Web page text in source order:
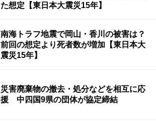
た想定【東日本大震災15年】
南海トラフ地震で岡山・香川の被害は？
前回の想定より死者数が増加【東日本大
震災15年】
災害廃棄物の撤去・処分などを相互に応
援 中四国9県の団体が協定締結